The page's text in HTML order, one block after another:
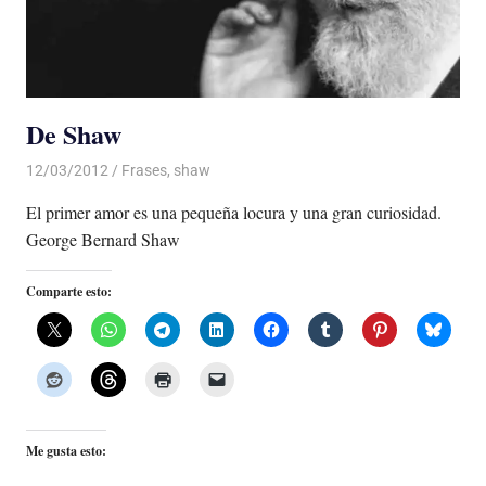
De Shaw
12/03/2012 Luis Castellanos
Frases, shaw
El primer amor es una pequeña locura y una gran curiosidad.
George Bernard Shaw
Comparte esto:
Me gusta esto: